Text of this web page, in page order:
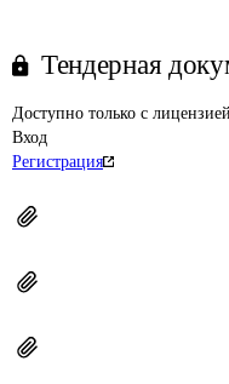
Тендерная
Доступно только с
Вход
Регистрация